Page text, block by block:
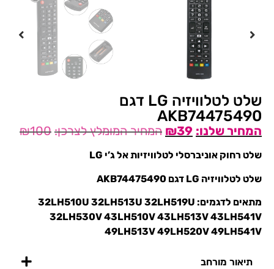
שלט לטלוויזיה LG דגם
AKB74475490
₪100 ₪39
שלט רחוק אוניברסלי לטלוויזיות אל ג’י LG
שלט לטלוויזיה LG דגם AKB74475490
מתאים לדגמים: 32LH510U 32LH513U 32LH519U
32LH530V 43LH510V 43LH513V 43LH541V
49LH513V 49LH520V 49LH541V
תיאור מורחב